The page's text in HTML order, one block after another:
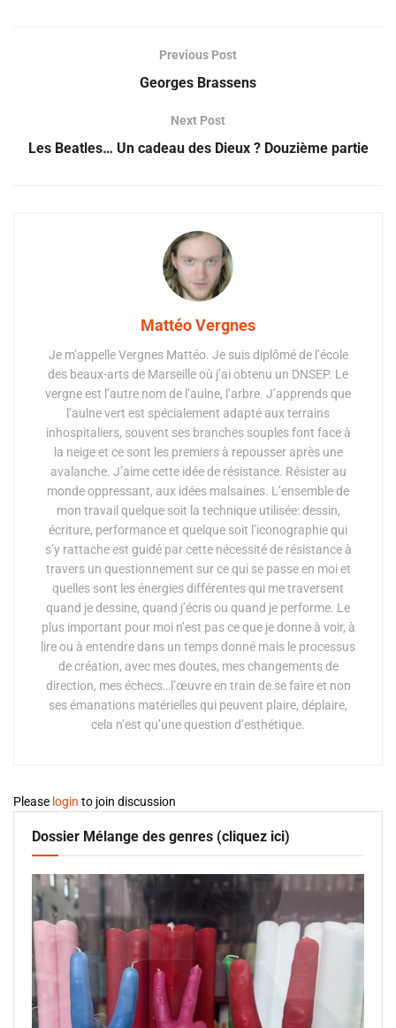
Previous Post
Georges Brassens
Next Post
Les Beatles… Un cadeau des Dieux ? Douzième partie
Mattéo Vergnes
Je m’appelle Vergnes Mattéo. Je suis diplômé de l’école
des beaux-arts de Marseille où j’ai obtenu un DNSEP. Le
vergne est l’autre nom de l’aulne, l’arbre. J’apprends que
l’aulne vert est spécialement adapté aux terrains
inhospitaliers, souvent ses branches souples font face à
la neige et ce sont les premiers à repousser après une
avalanche. J’aime cette idée de résistance. Résister au
monde oppressant, aux idées malsaines. L’ensemble de
mon travail quelque soit la technique utilisée: dessin,
écriture, performance et quelque soit l’iconographie qui
s’y rattache est guidé par cette nécessité de résistance à
travers un questionnement sur ce qui se passe en moi et
quelles sont les énergies différentes qui me traversent
quand je dessine, quand j’écris ou quand je performe. Le
plus important pour moi n’est pas ce que je donne à voir, à
lire ou à entendre dans un temps donné mais le processus
de création, avec mes doutes, mes changements de
direction, mes échecs…l’œuvre en train de se faire et non
ses émanations matérielles qui peuvent plaire, déplaire,
cela n’est qu’une question d’esthétique.
Please login to join discussion
Dossier Mélange des genres (cliquez ici)